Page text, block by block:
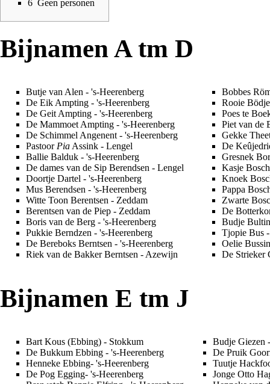
6 Geen personen
Bijnamen A tm D
Butje van Alen - 's-Heerenberg
De Eik Ampting - 's-Heerenberg
De Geit Ampting - 's-Heerenberg
De Mammoet Ampting - 's-Heerenberg
De Schimmel Angenent - 's-Heerenberg
Pastoor Pia Assink - Lengel
Ballie Balduk - 's-Heerenberg
De dames van de Sip Berendsen - Lengel
Doortje Dartel - 's-Heerenberg
Mus Berendsen - 's-Heerenberg
Witte Toon Berentsen - Zeddam
Berentsen van de Piep - Zeddam
Boris van de Berg - 's-Heerenberg
Pukkie Berndzen - 's-Heerenberg
De Bereboks Berntsen - 's-Heerenberg
Riek van de Bakker Berntsen - Azewijn
Bobbes
Rooie Bödje
Poes te
Piet van de
Gekke
De
Gresnek
Kasje Bosch
Knoek
Pappa
Zwarte
De
Budje
Tjopie Bus
Oelie
De Strieker
Bijnamen E tm J
Bart Kous (Ebbing) - Stokkum
De Bukkum Ebbing - 's-Heerenberg
Henneke Ebbing- 's-Heerenberg
De Pog Egging- 's-Heerenberg
Budje Giezen
De Pruik
Tuutje
Jonge Otto